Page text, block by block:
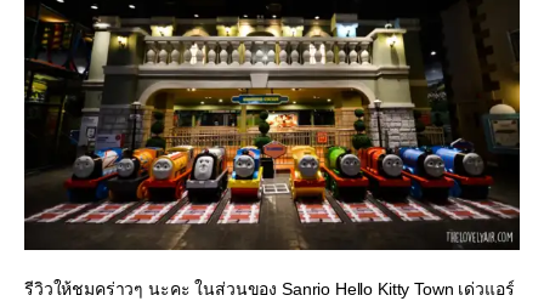
รีวิวให้ชมคร่าวๆ นะคะ ในส่วนของ Sanrio Hello Kitty Town เด่วแอร์